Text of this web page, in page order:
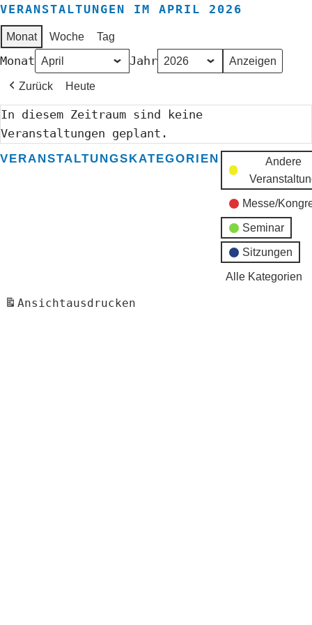
VERANSTALTUNGEN IM APRIL 2026
Monat Woche Tag
Monat Jahr
Zurück Heute
In diesem Zeitraum sind keine
Veranstaltungen geplant.
VERANSTALTUNGSKATEGORIEN
Andere
Messe/
Seminar
Sitzungen
Alle Kategorien
Ansichtausdrucken